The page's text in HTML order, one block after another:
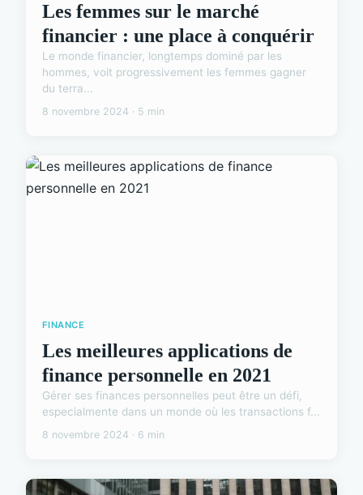
Les femmes sur le marché
financier : une place à conquérir
Le monde financier, longtemps dominé par les
hommes, voit progressivement les femmes gagner
du terra...
8 novembre 2024 · 5 min
FINANCE
Les meilleures applications de
finance personnelle en 2021
Gérer ses finances personnelles peut être un défi,
especialmente dans un monde où les transactions f...
8 novembre 2024 · 6 min